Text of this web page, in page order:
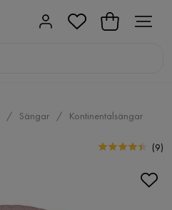
Sängar Kontinentalsängar
(9)